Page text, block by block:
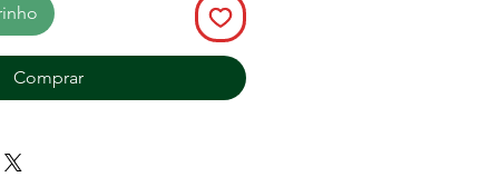
Comprar